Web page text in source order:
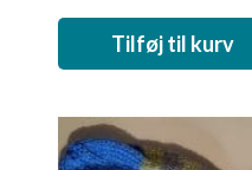
Tilføj til kurv